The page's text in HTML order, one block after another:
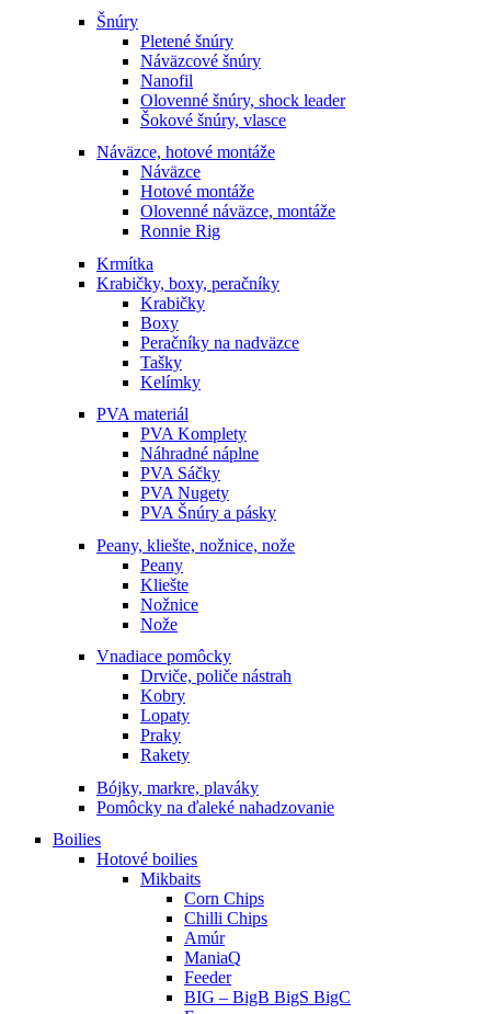
Šnúry
Pletené šnúry
Náväzcové šnúry
Nanofil
Olovenné šnúry, shock leader
Šokové šnúry, vlasce
Náväzce, hotové montáže
Náväzce
Hotové montáže
Olovenné náväzce, montáže
Ronnie Rig
Krmítka
Krabičky, boxy, peračníky
Krabičky
Boxy
Peračníky na nadväzce
Tašky
Kelímky
PVA materiál
PVA Komplety
Náhradné náplne
PVA Sáčky
PVA Nugety
PVA Šnúry a pásky
Peany, kliešte, nožnice, nože
Peany
Kliešte
Nožnice
Nože
Vnadiace pomôcky
Drviče, poliče nástrah
Kobry
Lopaty
Praky
Rakety
Bójky, markre, plaváky
Pomôcky na ďaleké nahadzovanie
Boilies
Hotové boilies
Mikbaits
Corn Chips
Chilli Chips
Amúr
ManiaQ
Feeder
BIG – BigB BigS BigC